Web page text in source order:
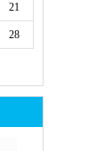
21
28